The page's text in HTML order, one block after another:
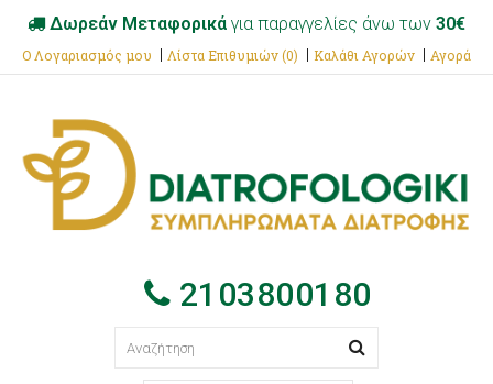
Δωρεάν Μεταφορικά για παραγγελίες άνω των 30€
Ο Λογαριασμός μου Λίστα Επιθυμιών (0) Καλάθι Αγορών Αγορά
2103800180